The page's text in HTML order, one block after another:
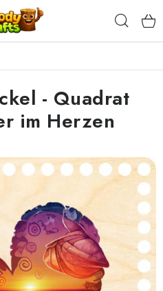
- Quadrat
im Herzen